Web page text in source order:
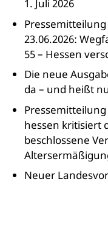
1. Juli 2026
23.06.2026:
55 – Hessen
Die neue
da – und heißt
Pressemitteilung
hessen kritisiert
beschlossene
Neuer